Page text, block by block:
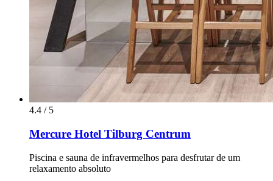
4.4 / 5
Mercure Hotel Tilburg Centrum
Piscina e sauna de infravermelhos para desfrutar de um
relaxamento absoluto